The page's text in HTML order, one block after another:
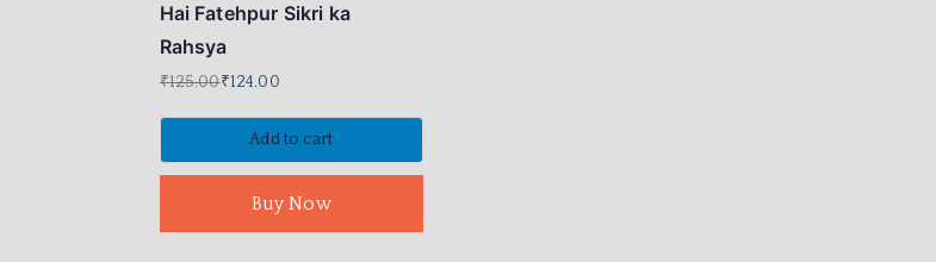
Hai Fatehpur Sikri ka
Rahsya
₹125.00₹124.00
Add to cart
Buy Now